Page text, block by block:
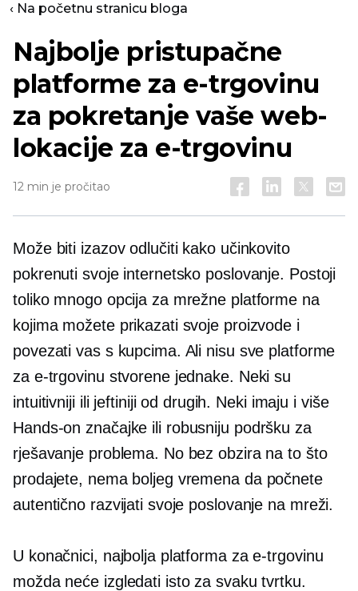
‹ Na početnu stranicu bloga
Najbolje pristupačne
platforme za e-trgovinu
za pokretanje vaše web-
lokacije za e-trgovinu
12 min je pročitao
Može biti izazov odlučiti kako učinkovito
pokrenuti svoje internetsko poslovanje. Postoji
toliko mnogo opcija za mrežne platforme na
kojima možete prikazati svoje proizvode i
povezati vas s kupcima. Ali nisu sve platforme
za e-trgovinu stvorene jednake. Neki su
intuitivniji ili jeftiniji od drugih. Neki imaju i više
Hands-on značajke ili robusniju podršku za
rješavanje problema. No bez obzira na to što
prodajete, nema boljeg vremena da počnete
autentično razvijati svoje poslovanje na mreži.
U konačnici, najbolja platforma za e-trgovinu
možda neće izgledati isto za svaku tvrtku.